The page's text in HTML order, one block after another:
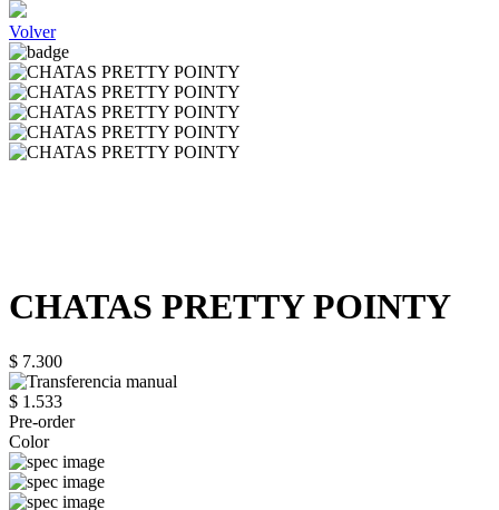
Volver
CHATAS PRETTY POINTY
$ 7.300
$ 1.533
Pre-order
Color